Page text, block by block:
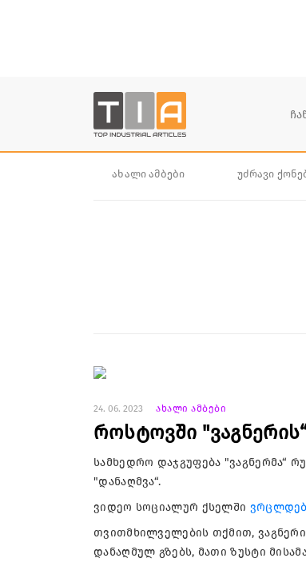
ახალი ამბები უძრავი
24. 06. 2023 ახალი ამბები
როსტოვში
სამხედრო დაჯგუფება "ვაგნერმა“
"დანაღმვა“.
ვიდეო სოციალურ ქსელში
თვითმხილველების თქმით,
დანაღმულ გზებს, მათი ზუსტი